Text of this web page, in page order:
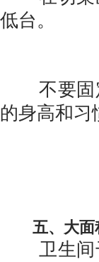
低台。
不要固定
的身高和习
五、大面
卫生间干